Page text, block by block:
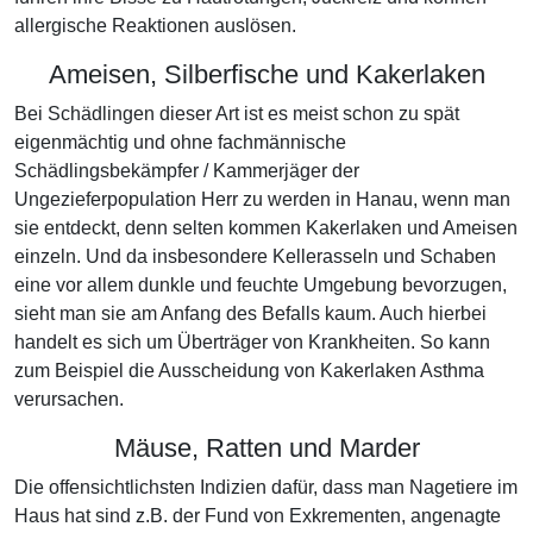
allergische Reaktionen auslösen.
Ameisen, Silberfische und Kakerlaken
Bei Schädlingen dieser Art ist es meist schon zu spät
eigenmächtig und ohne fachmännische
Schädlingsbekämpfer / Kammerjäger der
Ungezieferpopulation Herr zu werden in Hanau, wenn man
sie entdeckt, denn selten kommen Kakerlaken und Ameisen
einzeln. Und da insbesondere Kellerasseln und Schaben
eine vor allem dunkle und feuchte Umgebung bevorzugen,
sieht man sie am Anfang des Befalls kaum. Auch hierbei
handelt es sich um Überträger von Krankheiten. So kann
zum Beispiel die Ausscheidung von Kakerlaken Asthma
verursachen.
Mäuse, Ratten und Marder
Die offensichtlichsten Indizien dafür, dass man Nagetiere im
Haus hat sind z.B. der Fund von Exkrementen, angenagte